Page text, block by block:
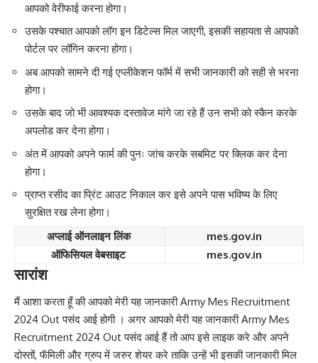
आपको वेरीफाई करना होगा।
उसके पश्चात आपको लॉग इन डिटेल्स मिल जाएगी, इसकी सहायता से आपको
पोर्टल पर लॉगिन करना होगा।
अब आपको सामने दी गई एप्लीकेशन फॉर्म में सभी जानकारी को सही से भरना
होगा।
उसके बाद जो भी आवश्यक दस्तावेज मांगे जा रहे हैं उन सभी को स्कैन करके
अपलोड कर देना होगा।
अंत में आपको अपने फार्म की पुनः जांच करके सबमिट पर क्लिक कर देना
होगा।
प्राप्त रसीद का प्रिंट आउट निकाल कर इसे अपने पास भविष्य के लिए
सुरक्षित रख लेना होगा।
अप्लाई ऑनलाइन लिंक
mes.gov.in
ऑफिसियल वेबसाइट
mes.gov.in
सारांश
मैं आशा करता हूँ की आपको मेरी यह जानकारी Army Mes Recruitment
2024 Out पसंद आई होगी । अगर आपको मेरी यह जानकारी Army Mes
Recruitment 2024 Out पसंद आई हैं तो आप इसे लाइक करे और अपने
दोस्तों, फॅमिली और ग्रुप में जरुर शेयर करे ताकि उन्हें भी इसकी जानकारी मिल